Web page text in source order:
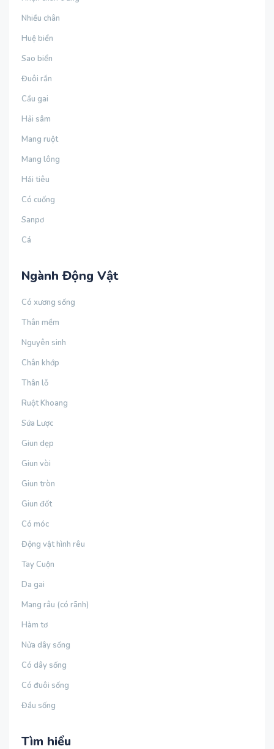
Nhiều chân
Huệ biển
Sao biển
Đuôi rắn
Cầu gai
Hải sâm
Mang ruột
Mang lông
Hải tiêu
Có cuống
Sanpơ
Cá
Ngành Động Vật
Có xương sống
Thân mềm
Nguyên sinh
Chân khớp
Thân lỗ
Ruột Khoang
Sứa Lược
Giun dẹp
Giun vòi
Giun tròn
Giun đốt
Có móc
Động vật hình rêu
Tay Cuộn
Da gai
Mang râu (có rãnh)
Hàm tơ
Nửa dây sống
Có dây sống
Có đuôi sống
Đầu sống
Tìm hiểu